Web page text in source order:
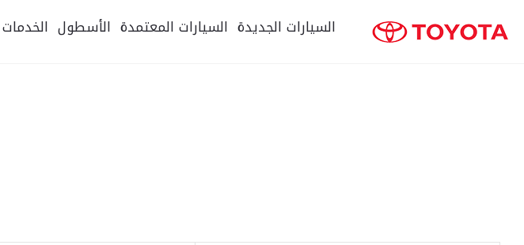
السيارات الجديدة السيارات المعتمدة الأسطول الخدمات